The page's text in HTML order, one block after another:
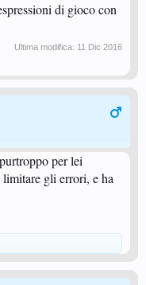
di gioco con
Ultima modifica: 11 Dic 2016
per lei
limitare gli errori, e ha